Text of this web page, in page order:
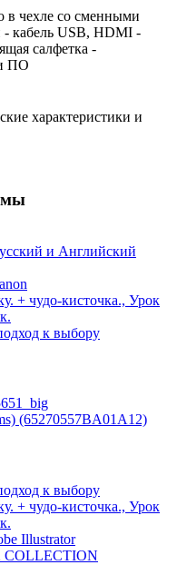
в чехле со сменными
- кабель USB, HDMI -
салфетка -
ПО
характеристики и
и Английский
+ чудо-кисточка., Урок
к выбору
(65270557BA01A12)
к выбору
+ чудо-кисточка., Урок
Illustrator